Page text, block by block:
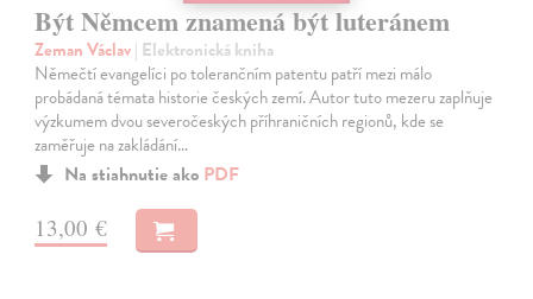
Být Němcem znamená být luteránem
Zeman Václav| Elektronická kniha
Němečtí evangelíci po tolerančním patentu patří mezi málo
probádaná témata historie českých zemí. Autor tuto mezeru zaplňuje
výzkumem dvou severočeských příhraničních regionů, kde se
zaměřuje na zakládání…
Na stiahnutie ako PDF
13,00 €